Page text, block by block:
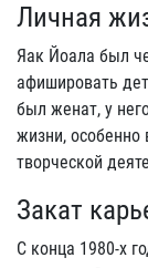
Личная
Яак Йоала был
афишировать
был женат, у
жизни, особенно
творческой
Закат
С конца 1980-х